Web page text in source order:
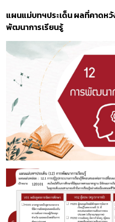
แผนแม่บทฯประเด็น ผลที่คาดหวั
พัฒนาการเรียนรู้